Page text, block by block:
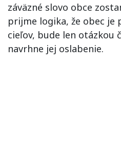
záväzné slovo obce
prijme logika, že obec je
cieľov, bude len otázkou
navrhne jej oslabenie.